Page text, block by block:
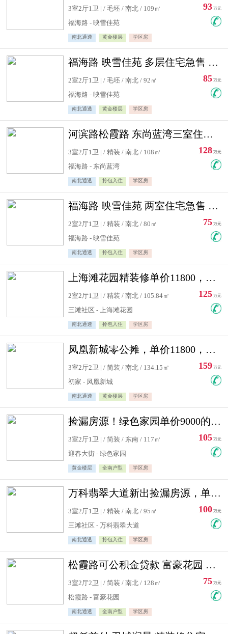
3室2厅1卫 | / 毛坯 / 南北 / 109㎡
福海路 - 映雪佳苑
南北通透 黄金楼层 学区房
93 万元
福海路 映雪佳苑 多层住宅急售 可公积金贷款
2室2厅1卫 | / 毛坯 / 南北 / 92㎡
福海路 - 映雪佳苑
南北通透 黄金楼层 学区房
85 万元
河滨路松霞路 东尚蓝湾三室住宅急售
3室2厅1卫 | / 精装 / 南北 / 108㎡
福海路 - 东尚蓝湾
南北通透 拎包入住 学区房
128 万元
福海路 映雪佳苑 两室住宅急售 可公积金贷款
2室2厅1卫 | / 精装 / 南北 / 80㎡
福海路 - 映雪佳苑
南北通透 拎包入住 学区房
75 万元
上海滩花园精装修单价11800，价格最低的两居室，无敌视野
2室2厅1卫 | / 精装 / 南北 / 105.84㎡
三滩社区 - 上海滩花园
南北通透 拎包入住 学区房
125 万元
凤凰新城零公摊，单价11800，白银楼层，一个车库另算
3室2厅2卫 | / 简装 / 南北 / 134.15㎡
初家 - 凤凰新城
南北通透 黄金楼层 学区房
159 万元
捡漏房源！绿色家园单价9000的大三居，实验小学永明双学区
3室2厅1卫 | / 简装 / 东南 / 117㎡
迎春大街 - 绿色家园
黄金楼层 全南户型 学区房
105 万元
万科翡翠大道新出捡漏房源，单价10500精装修
3室2厅1卫 | / 精装 / 南北 / 95㎡
三滩社区 - 万科翡翠大道
南北通透 拎包入住 学区房
100 万元
松霞路可公积金贷款 富豪花园 复式住宅急售送小棚
3室2厅2卫 | / 简装 / 南北 / 128㎡
松霞路 - 富豪花园
南北通透 全南户型 学区房
75 万元